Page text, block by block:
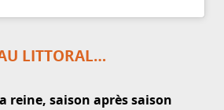
LITTORAL…
reine, saison après saison